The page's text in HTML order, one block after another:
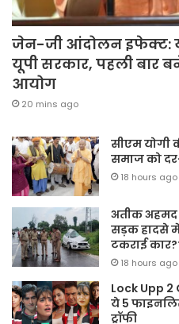
जेन-जी आंदोलन इफेक्ट:
यूपी सरकार, पहली बार
आयोग
20 mins ago
सीएम योगी
समाज को
18 hours ago
अतीक
सड़क हादसे में
टकराई
18 hours ago
Lock Upp
ये 5
ट्रॉफी